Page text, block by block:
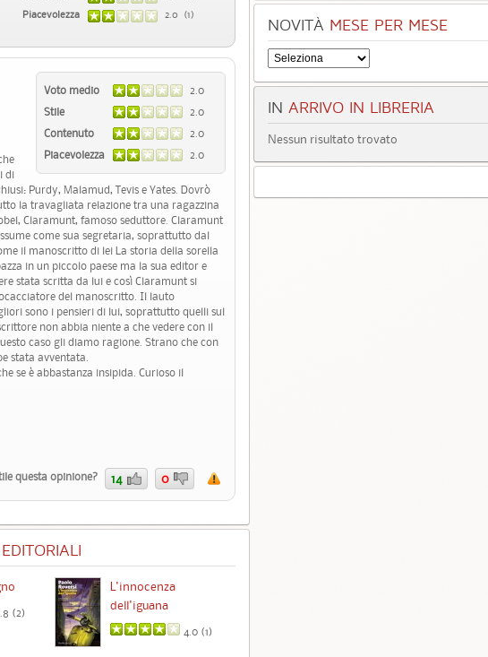
Piacevolezza
2.0 (1)
Voto medio
2.0
Stile
2.0
Contenuto
2.0
Piacevolezza
2.0
di
Purdy, Malamud, Tevis e Yates. Dovrò
la travagliata relazione tra una ragazzina
Claramunt, famoso seduttore. Claramunt
come sua segretaria, soprattutto dal
il manoscritto di lei La storia della sorella
in un piccolo paese ma la sua editor e
stata scritta da lui e così Claramunt si
del manoscritto. Il lauto
sono i pensieri di lui, soprattutto quelli sul
non abbia niente a che vedere con il
caso gli diamo ragione. Strano che con
stata avventata.
se è abbastanza insipida. Curioso il
questa opinione? 14 0
(2)
L'innocenza
dell'iguana
4.0 (1)
NOVITÀ MESE PER MESE
IN ARRIVO IN LIBRERIA
Nessun risultato trovato